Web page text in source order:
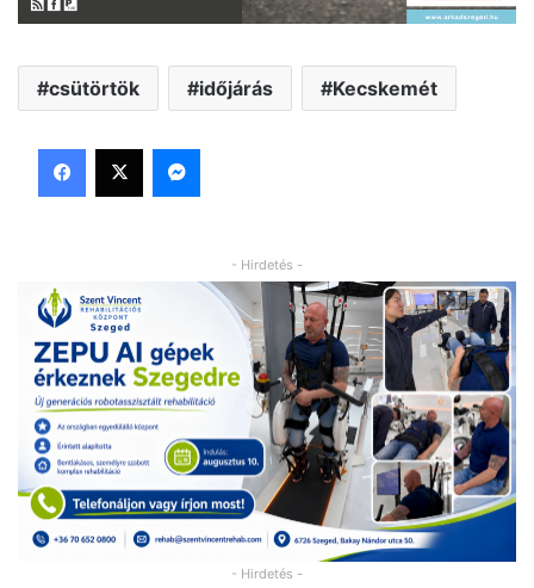
csütörtök időjárás Kecskemét
Facebook
X Messenger
- Hirdetés -
- Hirdetés -